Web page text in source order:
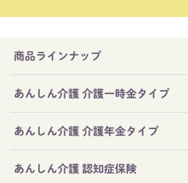
商品ラインナップ
あんしん介護 介護一時金タイプ
あんしん介護 介護年金タイプ
あんしん介護 認知症保険